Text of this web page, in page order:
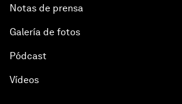
Notas de prensa
Galería de fotos
Pódcast
Vídeos